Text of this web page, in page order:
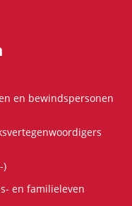
en bewindspersonen
)
en familieleven